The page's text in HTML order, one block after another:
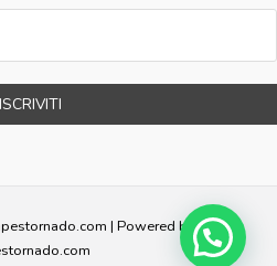
ISCRIVITI
| Powered by